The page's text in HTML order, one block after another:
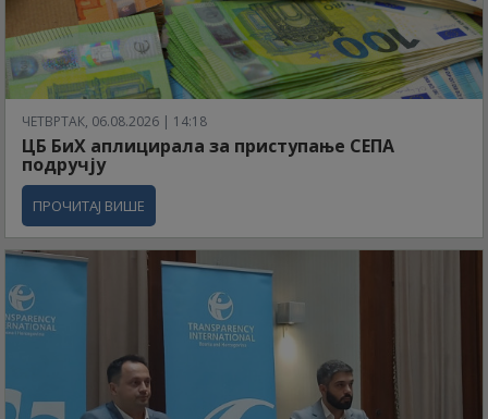
ЧЕТВРТАК, 06.08.2026 | 14:18
ЦБ БиХ аплицирала за приступање СЕПА
подручју
ПРОЧИТАЈ ВИШЕ